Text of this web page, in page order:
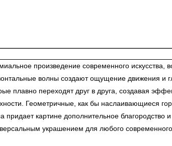
произведение современного
волны создают ощущение движения
плавно переходят друг в друга, создавая
Геометричные, как бы наслаивающиеся
придает картине дополнительное
украшением для любого современного